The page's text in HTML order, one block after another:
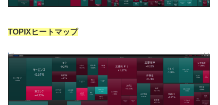
TOPIXヒートマップ